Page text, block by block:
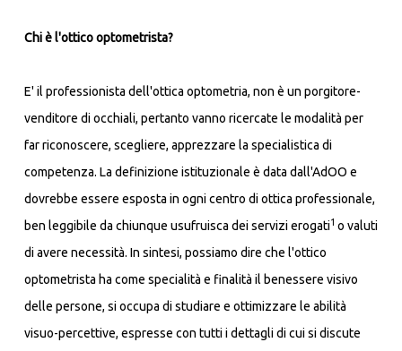
Chi è l'ottico optometrista?
E' il professionista dell'ottica optometria, non è un porgitore-
venditore di occhiali, pertanto vanno ricercate le modalità per
far riconoscere, scegliere, apprezzare la specialistica di
competenza. La definizione istituzionale è data dall'AdOO e
dovrebbe essere esposta in ogni centro di ottica professionale,
ben leggibile da chiunque usufruisca dei servizi erogati1 o valuti
di avere necessità. In sintesi, possiamo dire che l'ottico
optometrista ha come specialità e finalità il benessere visivo
delle persone, si occupa di studiare e ottimizzare le abilità
visuo-percettive, espresse con tutti i dettagli di cui si discute